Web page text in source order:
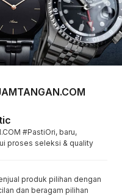
#PastiOri, baru,
proses seleksi & quality
produk pilihan dengan
dan beragam pilihan